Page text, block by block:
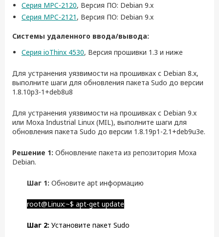
Серия MPC-2120, Версия ПО: Debian 9.x
Серия MPC-2121 , Версия ПО: Debian 9.x
Системы удаленного ввода/вывода:
Серия ioThinx 4530, Версия прошивки 1.3 и ниже
Для устранения уязвимости на прошивках с Debian 8.x,
выполните шаги для обновления пакета Sudo до версии
1.8.10p3-1+deb8u8
Для устранения уязвимости на прошивках с Debian 9.x
или Moxa Industrial Linux (MIL), выполните шаги для
обновления пакета Sudo до версии 1.8.19p1-2.1+deb9u3e.
Решение 1: Обновление пакета из репозитория Moxa
Debian.
Шаг 1: Обновите apt информацию
root@Linux:~$ apt-get update
Шаг 2: Установите пакет Sudo